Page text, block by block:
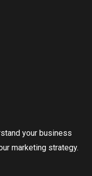
your business
marketing strategy.